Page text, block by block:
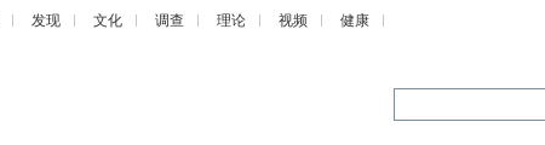
发现 文化 调查 理论 视频 健康